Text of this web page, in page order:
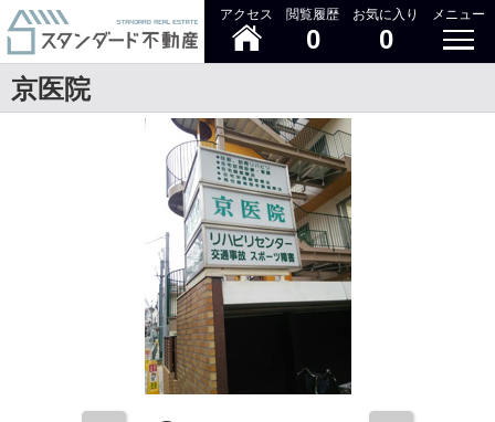
アクセス 閲覧履歴
0
お気に入り
0
メニュー
京医院